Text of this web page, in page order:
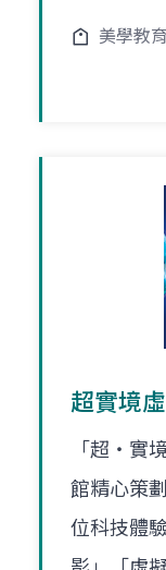
美學教育
超實境
「超‧實
館精心策
位科技體